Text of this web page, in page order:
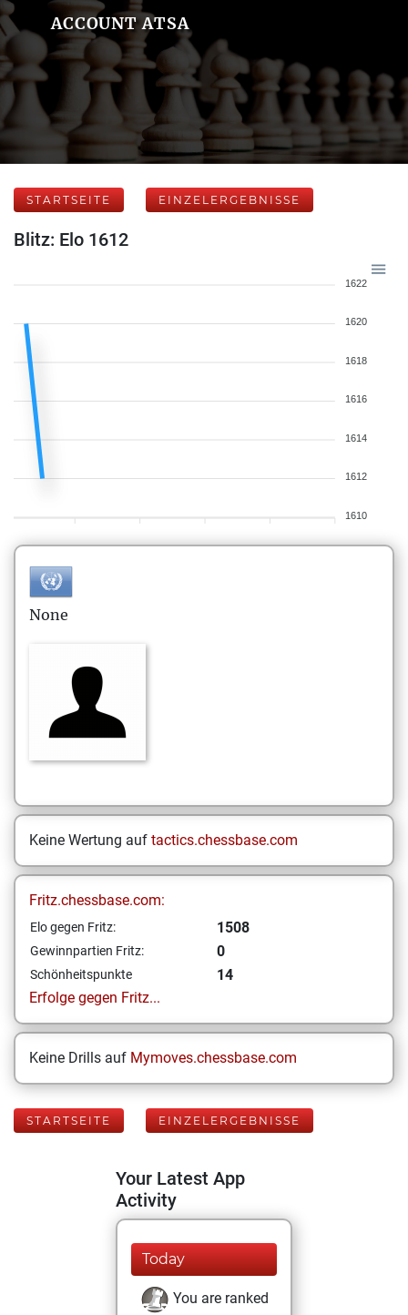
ACCOUNT ATSA
STARTSEITE EINZELERGEBNISSE
Blitz: Elo 1612
1622
1620
1618
1616
1614
1612
1610
None
Keine Wertung auf tactics.chessbase.com
Fritz.chessbase.com:
Elo gegen Fritz: 1508
Gewinnpartien Fritz: 0
Schönheitspunkte
14
Erfolge gegen Fritz...
Keine Drills auf Mymoves.chessbase.com
STARTSEITE EINZELERGEBNISSE
Your Latest App
Activity
Today
You are ranked